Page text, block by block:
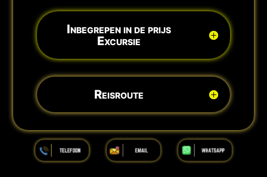
Inbegrepen in de prijs
Excursie
Reisroute